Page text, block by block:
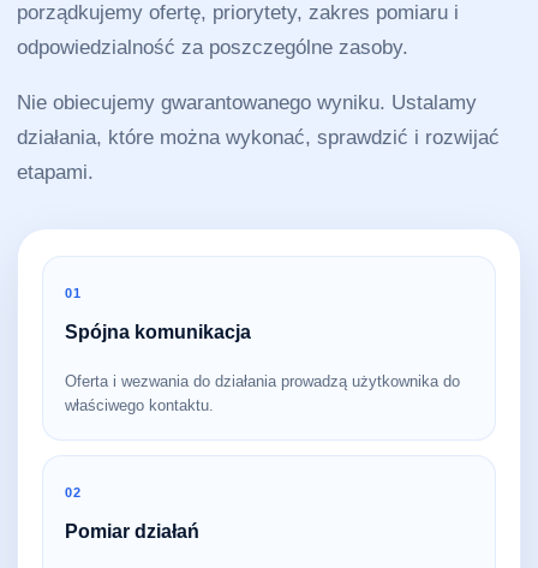
porządkujemy ofertę, priorytety, zakres pomiaru i
odpowiedzialność za poszczególne zasoby.
Nie obiecujemy gwarantowanego wyniku. Ustalamy
działania, które można wykonać, sprawdzić i rozwijać
etapami.
01
Spójna komunikacja
Oferta i wezwania do działania prowadzą użytkownika do
właściwego kontaktu.
02
Pomiar działań